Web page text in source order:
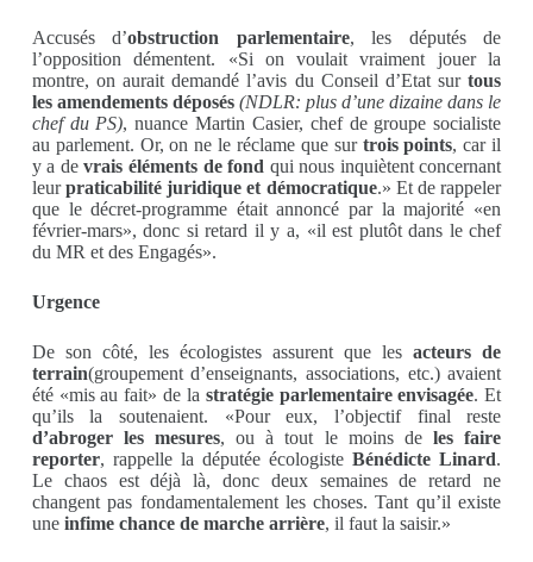
Accusés d’obstruction parlementaire, les députés de
l’opposition démentent. «Si on voulait vraiment jouer la
montre, on aurait demandé l’avis du Conseil d’Etat surtous
les amendements déposés (NDLR: plus d’une dizaine dans le
chef du PS), nuance Martin Casier, chef de groupe socialiste
au parlement. Or, on ne le réclame que surtrois points, car il
y a devrais éléments de fond qui nous inquiètent concernant
leurpraticabilité juridique et démocratique.» Et de rappeler
que le décret-programme était annoncé par la majorité «en
février-mars», donc si retard il y a, «il est plutôt dans le chef
du MR et des Engagés».
Urgence
De son côté, les écologistes assurent que lesacteurs de
terrain(groupement d’enseignants, associations, etc.) avaient
été «mis au fait» de la stratégie parlementaire envisagée. Et
qu’ils la soutenaient. «Pour eux, l’objectif final reste
d’abroger les mesures, ou à tout le moins de les faire
reporter, rappelle la députée écologisteBénédicte Linard.
Le chaos est déjà là, donc deux semaines de retard ne
changent pas fondamentalement les choses. Tant qu’il existe
uneinfime chance de marche arrière, il faut la saisir.»